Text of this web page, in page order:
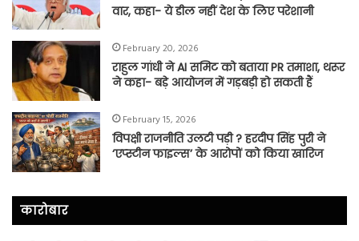
वार, कहा- ये डील नहीं देश के लिए परेशानी
February 20, 2026
राहुल गांधी ने AI समिट को बताया PR तमाशा, थरूर
ने कहा- बड़े आयोजन में गड़बड़ी हो सकती हैं
February 15, 2026
विपक्षी राजनीति उलटी पड़ी ? हरदीप सिंह पुरी ने
‘एप्स्टीन फाइल्स’ के आरोपों को किया खारिज
कारोबार